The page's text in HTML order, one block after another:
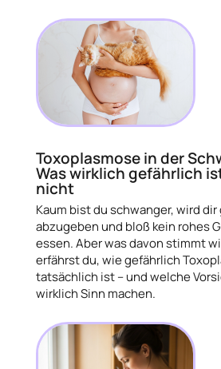
Toxoplasmose in der
Was wirklich gefährlich
nicht
Kaum bist du schwanger, wird
abzugeben und bloß kein rohes
essen. Aber was davon stimmt
erfährst du, wie gefährlich
tatsächlich ist – und welche
wirklich Sinn machen.